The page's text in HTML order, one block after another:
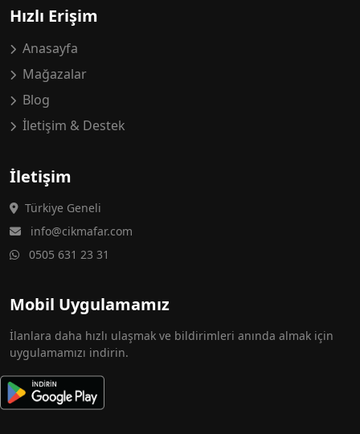
Hızlı Erişim
Anasayfa
Mağazalar
Blog
İletişim & Destek
İletişim
Türkiye Geneli
info@cikmafar.com
0505 631 23 31
Mobil Uygulamamız
İlanlara daha hızlı ulaşmak ve bildirimleri anında almak için
uygulamamızı indirin.